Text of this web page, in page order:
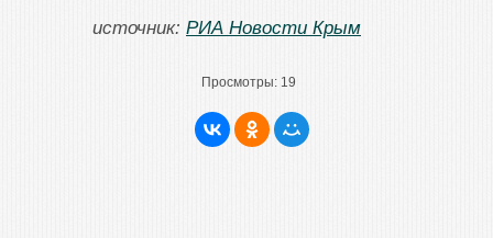
источник: РИА Новости Крым
Просмотры: 19